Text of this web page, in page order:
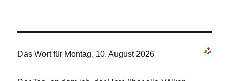
Das Wort für Montag, 10. August 2026